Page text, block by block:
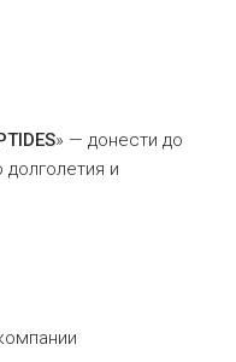
» — донести до
и